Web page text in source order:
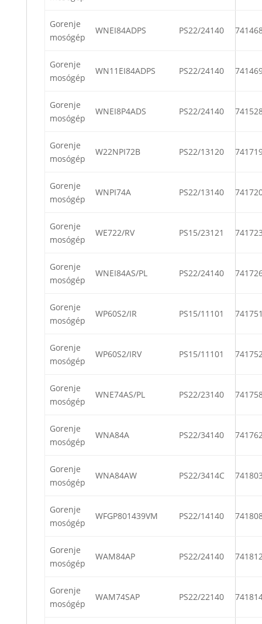
Gorenje
mosógép
WNEI84ADPS PS22/24140
Gorenje
mosógép
WN11EI84ADPS PS22/24140
Gorenje
mosógép
WNEI8P4ADS PS22/24140
Gorenje
mosógép
W22NPI72B PS22/13120
Gorenje
mosógép
WNPI74A PS22/13140
Gorenje
mosógép
WE722/RV PS15/23121
Gorenje
mosógép
WNEI84AS/PL PS22/24140
Gorenje
mosógép
WP60S2/IR PS15/11101
Gorenje
mosógép
WP60S2/IRV PS15/11101
Gorenje
mosógép
WNE74AS/PL PS22/23140
Gorenje
mosógép
WNA84A PS22/34140
Gorenje
mosógép
WNA84AW PS22/3414C
Gorenje
mosógép
WFGP801439VM PS22/14140
Gorenje
mosógép
WAM84AP PS22/24140
Gorenje
mosógép
WAM74SAP PS22/22140